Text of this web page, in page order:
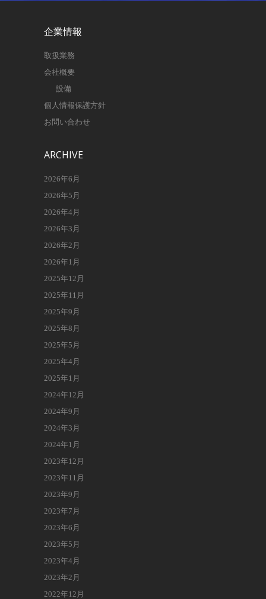
企業情報
取扱業務
会社概要
設備
個人情報保護方針
お問い合わせ
ARCHIVE
2026年6月
2026年5月
2026年4月
2026年3月
2026年2月
2026年1月
2025年12月
2025年11月
2025年9月
2025年8月
2025年5月
2025年4月
2025年1月
2024年12月
2024年9月
2024年3月
2024年1月
2023年12月
2023年11月
2023年9月
2023年7月
2023年6月
2023年5月
2023年4月
2023年2月
2022年12月